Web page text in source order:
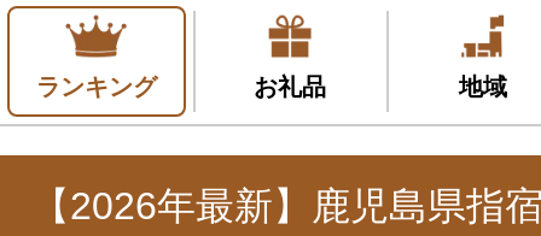
ランキング お礼品 地域
【2026年最新】鹿児島県指